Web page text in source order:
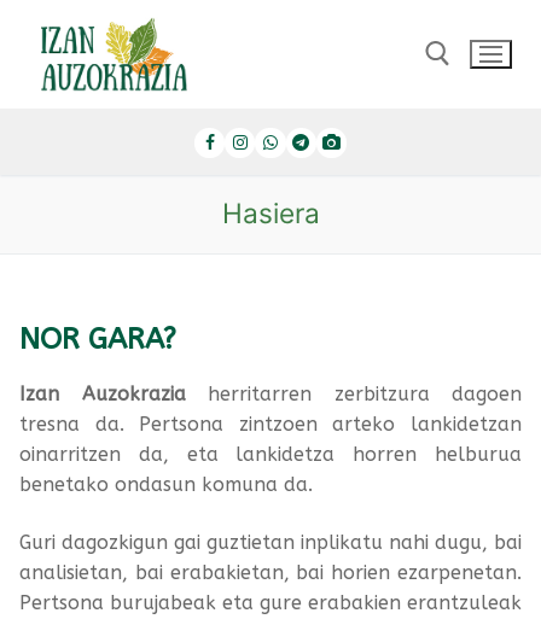
contenido
Buscar por:
Hasiera
NOR GARA?
Izan Auzokraziaherritarren zerbitzura dagoen
tresna da. Pertsona zintzoen arteko lankidetzan
oinarritzen da, eta lankidetza horren helburua
benetako ondasun komuna da.
Guri dagozkigun gai guztietan inplikatu nahi dugu, bai
analisietan, bai erabakietan, bai horien ezarpenetan.
Pertsona burujabeak eta gure erabakien erantzuleak